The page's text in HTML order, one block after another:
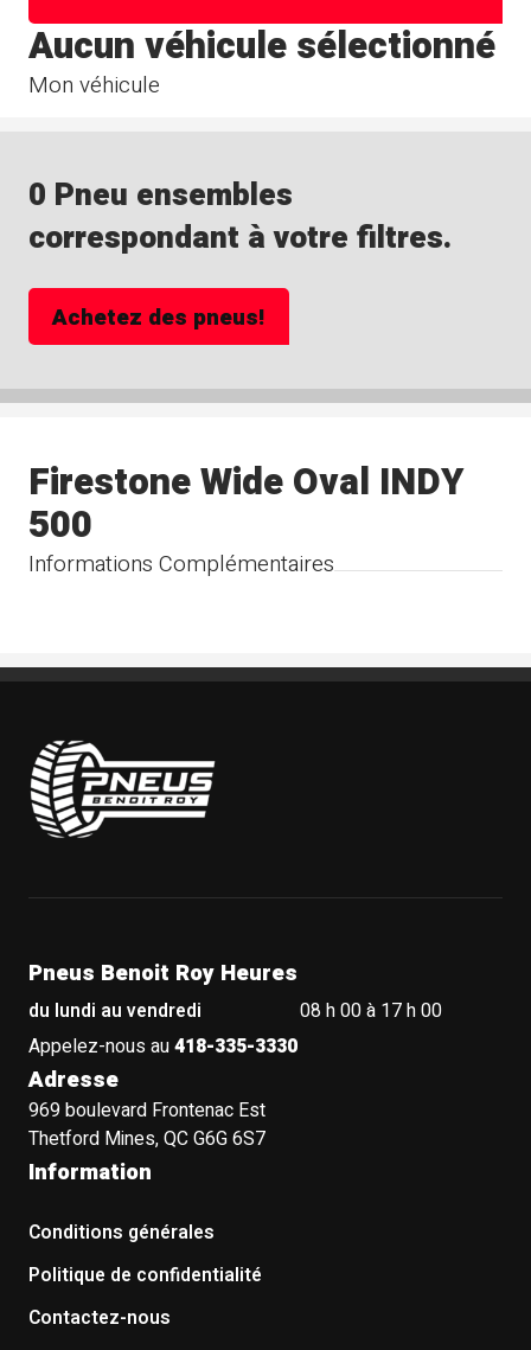
Mon véhicule
Aucun véhicule sélectionné
0 Pneu ensembles
correspondant à votre filtres.
Achetez des pneus!
Informations Complémentaires
Firestone Wide Oval INDY
500
Pneus Benoit Roy
Pneus Benoit Roy Heures
du lundi au vendredi
08 h 00 à 17 h 00
Appelez-nous au418-335-3330
Adresse
969 boulevard Frontenac Est
Thetford Mines, QC G6G 6S7
Information
Conditions générales
Politique de confidentialité
Contactez-nous